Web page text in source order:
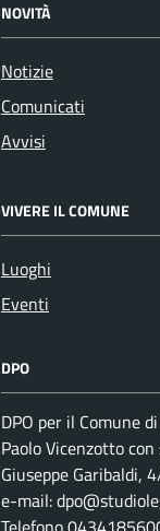
NOVITÀ
Notizie
Comunicati
Avvisi
VIVERE IL COMUNE
Luoghi
Eventi
DPO
DPO per il Comune
Paolo Vicenzotto
Giuseppe Garibaldi,
e-mail: